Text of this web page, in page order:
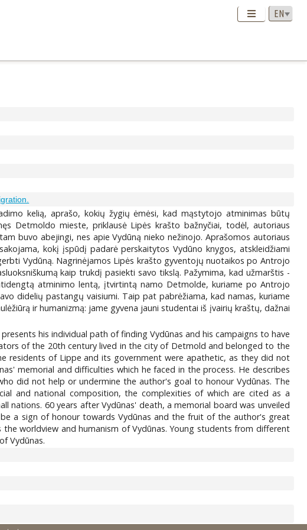
kelią, aprašo, kokių žygių ėmėsi, kad mąstytojo atminimas būtų
Detmoldo mieste, priklausė Lipės krašto bažnyčiai, todėl, autoriaus
buvo abejingi, nes apie Vydūną nieko nežinojo. Aprašomos autoriaus
kokį įspūdį padarė perskaitytos Vydūno knygos, atskleidžiami
Vydūną. Nagrinėjamos Lipės krašto gyventojų nuotaikos po Antrojo
kaip trukdį pasiekti savo tikslą. Pažymima, kad užmarštis -
atminimo lentą, įtvirtintą namo Detmolde, kuriame po Antrojo
didelių pastangų vaisiumi. Taip pat pabrėžiama, kad namas, kuriame
ir humanizmą: jame gyvena jauni studentai iš įvairių kraštų, dažnai
his individual path of finding Vydūnas and his campaigns to have
of the 20th century lived in the city of Detmold and belonged to the
residents of Lippe and its government were apathetic, as they did not
memorial and difficulties which he faced in the process. He describes
did not help or undermine the author's goal to honour Vydūnas. The
and national composition, the complexities of which are cited as a
60 years after Vydūnas' death, a memorial board was unveiled
a sign of honour towards Vydūnas and the fruit of the author's great
worldview and humanism of Vydūnas. Young students from different
Vydūnas.